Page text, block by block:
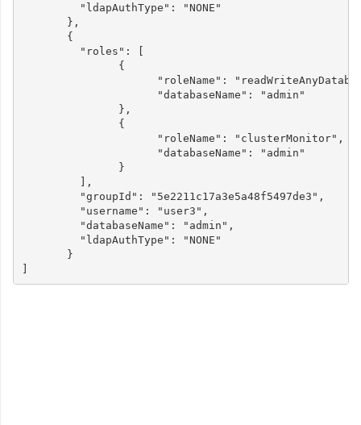
"ldapAuthType" :
"NONE"
},
{
"roles" :
[
{
"roleName" :
"databaseName" :
"admin"
},
{
"roleName" : "clusterMonitor" ,
"databaseName" :
"admin"
}
],
"groupId" : "5e2211c17a3e5a48f5497de3" ,
"username" : "user3" ,
"databaseName" : "admin" ,
"ldapAuthType" :
"NONE"
}
]